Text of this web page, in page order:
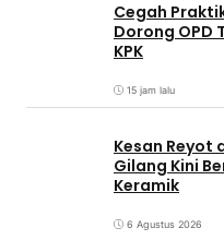
Cegah
Dorong OPD
KPK
15 jam lalu
Kesan Reyot
Gilang Kini
Keramik
6 Agustus 2026